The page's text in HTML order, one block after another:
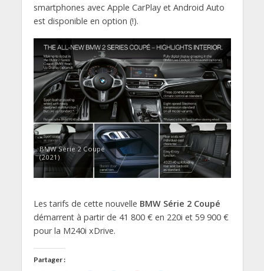
smartphones avec Apple CarPlay et Android Auto
est disponible en option (!).
BMW Série 2 Coupé
(2021)
Les tarifs de cette nouvelle BMW Série 2 Coupé
démarrent à partir de 41 800 € en 220i et 59 900 €
pour la M240i xDrive.
Partager :